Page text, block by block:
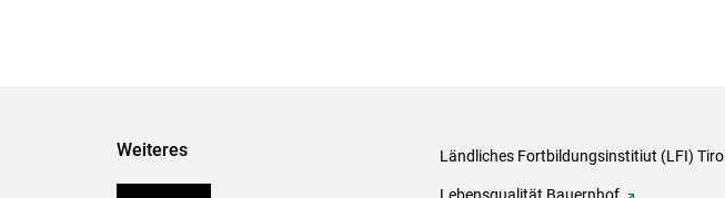
Weiteres Ländliches Fortbildungsinstitiut (LFI) Tirol